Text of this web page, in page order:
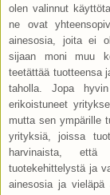
olen valinnut
ne ovat
ainesosia, joita ei
sijaan moni muu
teetättää tuotteensa
taholla. Jopa
erikoistuneet
mutta sen ympärille
yrityksiä, joissa
harvinaista, että
tuotekehittelystä ja
ainesosia ja vieläpä